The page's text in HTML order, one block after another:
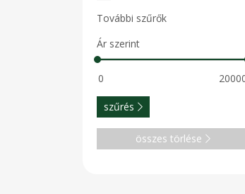
További szűrők
Ár szerint
szűrés
összes törlése